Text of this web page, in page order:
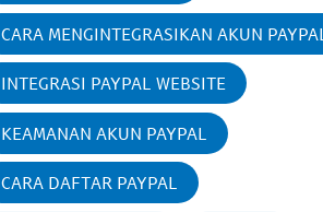
CARA MENGINTEGRASIKAN AKUN PAYPAL
INTEGRASI PAYPAL WEBSITE
KEAMANAN AKUN PAYPAL
CARA DAFTAR PAYPAL